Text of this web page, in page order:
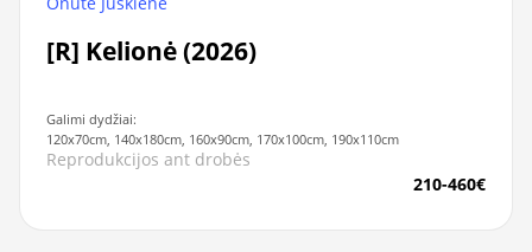
[R] Kelionė (2026)
Galimi dydžiai:
120x70cm, 140x180cm, 160x90cm, 170x100cm, 190x110cm
Reprodukcijos ant drobės
210-460€